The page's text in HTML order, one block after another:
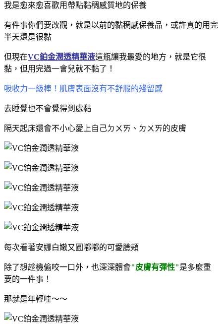
我是愈來愈喜歡用帶點黏稠感質地的保養
有件事你們要改觀，就是以前的黏稠感保養品，或許真的用完
半天還是很黏
但現在VC鉑金潤透精華液這瓶讓我最愛的地方，就是它很
黏，但用完過一會兒就不黏了！
吸收力一級棒！肌膚表面沒有不舒服的殘留感
去睡覺也不會覺得到處黏
隔天起床還會不小心愛上自己ㄉㄨㄞ、 ㄉㄨㄞ的皮膚
每次看著安娜白嫩又圓嘟嘟的可愛臉頰
除了想趁機偷咬一口外，也深深體會"皮膚有彈性"是多麼重
要的一件事！
那就是年輕哇～～